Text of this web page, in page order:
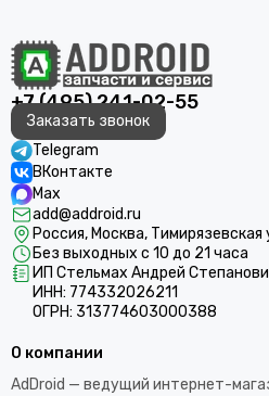
+7 (495) 241-02-55
Заказать звонок
Telegram
ВКонтакте
Max
add@addroid.ru
Россия, Москва,
Без выходных с 10 до 21 часа
ИП Стельмах Андрей
ИНН: 774332026211
ОГРН: 313774603000388
О компании
AdDroid — ведущий интернет-